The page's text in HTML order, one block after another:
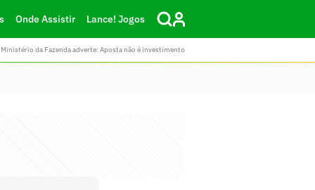
Onde Assistir Lance! Jogos
da Fazenda adverte: Aposta não é investimento